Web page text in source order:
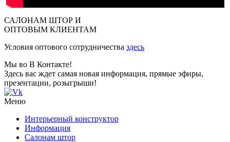
САЛОНАМ ШТОР И
ОПТОВЫМ КЛИЕНТАМ
Условия оптового сотрудничества здесь
Мы во В Контакте!
Здесь вас ждет самая новая информация, прямые эфиры,
презентации, розыгрыши!
Меню
Интерьерный конструктор
Информация
Салонам штор